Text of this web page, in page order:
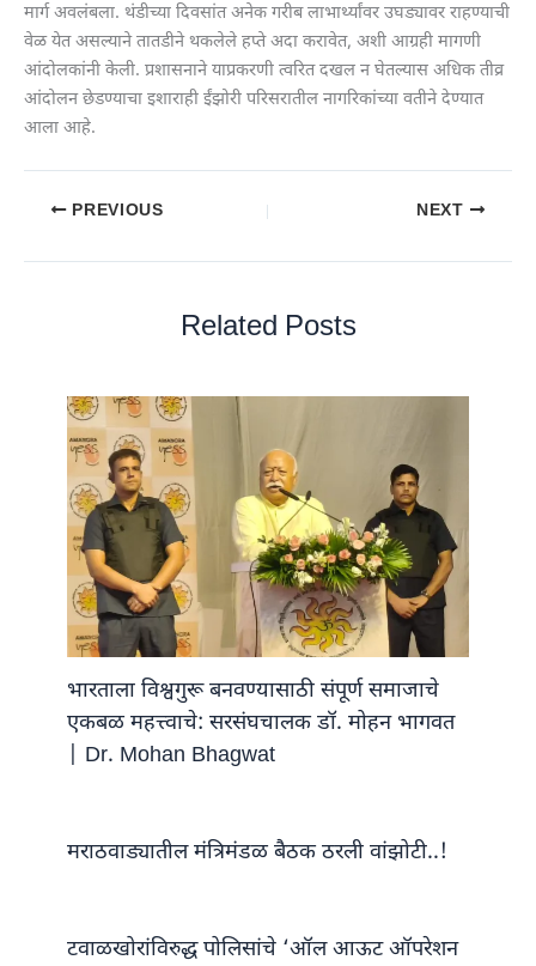
मार्ग अवलंबला. थंडीच्या दिवसांत अनेक गरीब लाभार्थ्यांवर उघड्यावर राहण्याची
वेळ येत असल्याने तातडीने थकलेले हप्ते अदा करावेत, अशी आग्रही मागणी
आंदोलकांनी केली. प्रशासनाने याप्रकरणी त्वरित दखल न घेतल्यास अधिक तीव्र
आंदोलन छेडण्याचा इशाराही ईंझोरी परिसरातील नागरिकांच्या वतीने देण्यात
आला आहे.
PREVIOUS NEXT
Related Posts
भारताला विश्वगुरू बनवण्यासाठी संपूर्ण समाजाचे
एकबळ महत्त्वाचे: सरसंघचालक डॉ. मोहन भागवत
| Dr. Mohan Bhagwat
मराठवाड्यातील मंत्रिमंडळ बैठक ठरली वांझोटी..!
टवाळखोरांविरुद्ध पोलिसांचे ‘ऑल आऊट ऑपरेशन